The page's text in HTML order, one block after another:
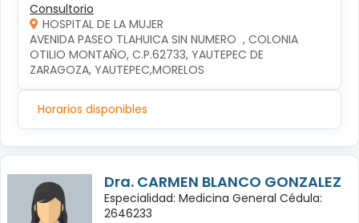
Consultorio
HOSPITAL DE LA MUJER
AVENIDA PASEO TLAHUICA SIN NUMERO  , COLONIA
OTILIO MONTAÑO, C.P.62733, YAUTEPEC DE
ZARAGOZA, YAUTEPEC,MORELOS
Horarios disponibles
Dra. CARMEN BLANCO GONZALEZ
Especialidad: Medicina General Cédula:
2646233